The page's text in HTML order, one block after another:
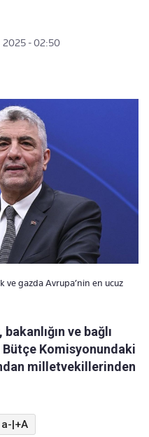
2025 - 02:50
gazda Avrupa’nin en ucuz
ve bağlı
Bütçe Komisyonundaki
milletvekillerinden
a-|+A